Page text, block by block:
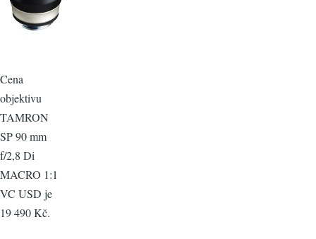
Cena
objektivu
TAMRON
SP 90 mm
f/2,8 Di
MACRO 1:1
VC USD je
19 490 Kč.